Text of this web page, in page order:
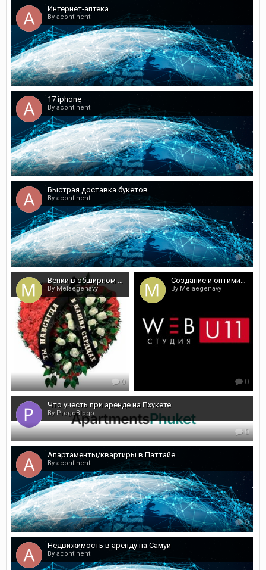
Интернет-аптека
By acontinent
0
17 iphone
By acontinent
0
Быстрая доставка букетов
By acontinent
0
Венки в обширном ассортименте по доступным ценам
By Melaegenavy
0
Создание и оптимизация сайтов от лучшей студии. Гарантии
By Melaegenavy
0
Что учесть при аренде на Пхукете
By ProgoBlogo
0
Апартаменты/квартиры в Паттайе
By acontinent
0
Недвижимость в аренду на Самуи
By acontinent